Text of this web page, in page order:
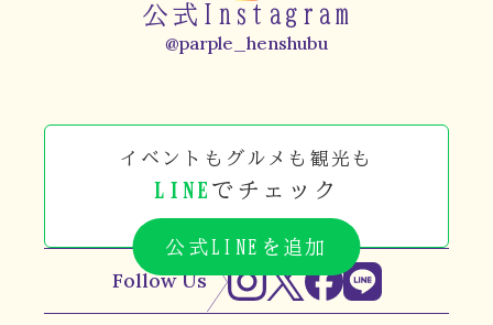
公式Instagram
@parple_henshubu
イベントもグルメも観光も
LINE でチェック
公式LINEを追加
Follow Us